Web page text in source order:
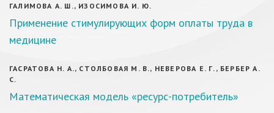
ГАЛИМОВА А. Ш., ИЗОСИМОВА И. Ю.
Применение стимулирующих форм оплаты труда в
медицине
ГАСРАТОВА Н. А., СТОЛБОВАЯ М. В., НЕВЕРОВА Е. Г., БЕРБЕР А.
С.
Математическая модель «ресурс-потребитель»